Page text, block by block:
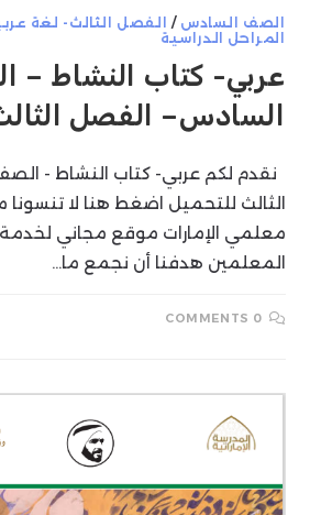
الصف السادس / الفصل الثالث- لغة
المراحل الدراسية
عربي- كتاب النشاط –
السادس– الفصل
نقدم لكم عربي- كتاب النشاط -
الثالث للتحميل اضغط هنا لا
معلمي الإمارات موقع مجاني
المعلمين هدفنا أن نجمع ما…
0 COMMENTS